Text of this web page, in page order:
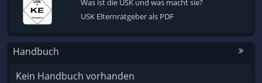
Was ist die USK und was macht sie?
USK Elternratgeber als PDF
Handbuch
Kein Handbuch vorhanden